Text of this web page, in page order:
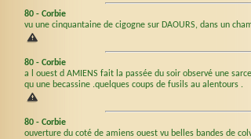
80 - Corbie
vu une cinquantaine de cigogne sur DAOURS, dans un
80 - Corbie
a l ouest d AMIENS fait la passée du soir observé une
qu une becassine .quelques coups de fusils au alentours .
80 - Corbie
ouverture du coté de amiens ouest vu belles bandes de